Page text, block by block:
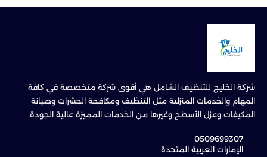
شركة الخليج للتنظيف الشامل هي أقوى شركة متخصصة في كافة
المهام والخدمات المنزلية مثل التنظيف ومكافحة الحشرات وصيانة
المكيفات وعزل الأسطح وغيرها من الخدمات المميزة عالية الجودة.
0509699307
الإمارات العربية المتحدة